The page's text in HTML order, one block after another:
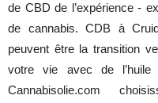
de CBD de l’expérience -
de cannabis. CDB à
peuvent être la transition
votre vie avec de
Cannabisolie.com